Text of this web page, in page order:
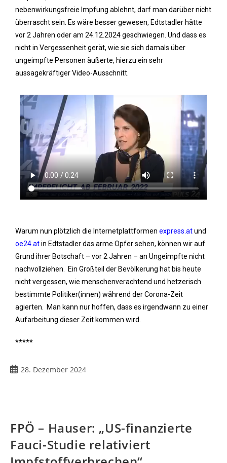
nebenwirkungsfreie Impfung ablehnt, darf man darüber nicht
überrascht sein. Es wäre besser gewesen, Edtstadler hätte
vor 2 Jahren oder am 24.12.2024 geschwiegen. Und dass es
nicht in Vergessenheit gerät, wie sie sich damals über
ungeimpfte Personen äußerte, hierzu ein sehr
aussagekräftiger Video-Ausschnitt.
Warum nun plötzlich die Internetplattformen express.atund
oe24.atin Edtstadler das arme Opfer sehen, können wir auf
Grund ihrer Botschaft – vor 2 Jahren – an Ungeimpfte nicht
nachvollziehen. Ein Großteil der Bevölkerung hat bis heute
nicht vergessen, wie menschenverachtend und hetzerisch
bestimmte Politiker(innen) während der Corona-Zeit
agierten. Man kann nur hoffen, dass es irgendwann zu einer
Aufarbeitung dieser Zeit kommen wird.
*****
28. Dezember 2024
FPÖ – Hauser: „US-finanzierte
Fauci-Studie relativiert